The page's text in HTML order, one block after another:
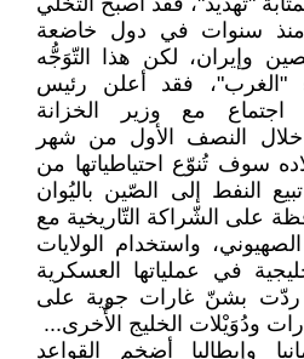
منذ سنوات في دول خاضعة
وإيران، لكن هذا التّوَجُّه
"الغرب"، فقد أعلن رئيس
مع وزير الخزانة
النصف الأول من شهر
2026، إن بلاده سوف تُنوّع احتياطياتها من
النفط إلى الصّين باليُوان
على الشّراكة التّاريخية مع
الصهيوني، واستخدام الولايات
في عملياتها العسكرية
ردّت بشنّ غارات جوية على
ودُوَيْلات الخليج الأُخرى...
وإيطاليا أضخم القواعد